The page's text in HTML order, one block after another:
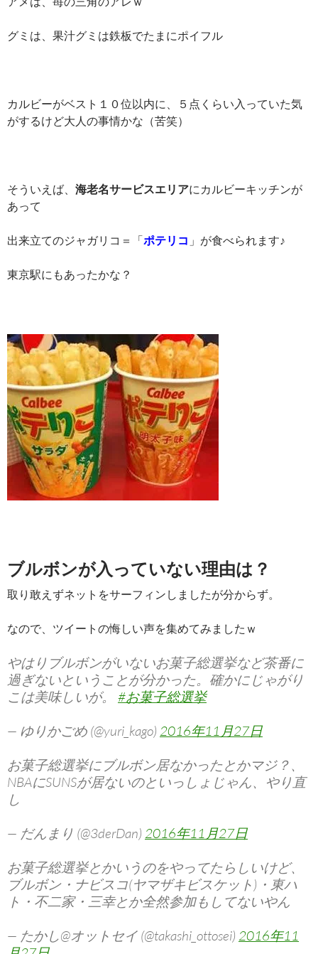
グミは、果汁グミは鉄板でたまにポイフル
カルビーがベスト１０位以内に、５点くらい入っていた気
がするけど大人の事情かな（苦笑）
そういえば、 海老名サービスエリアにカルビーキッチンが
あって
出来立てのジャガリコ＝「ポテリコ 」が食べられます♪
東京駅にもあったかな？
ブルボンが入っていない理由は？
取り敢えずネットをサーフィンしましたが分からず。
なので、ツイートの悔しい声を集めてみましたｗ
やはりブルボンがいないお菓子総選挙など茶番に
過ぎないということが分かった。確かにじゃがり
こは美味しいが。 #お菓子総選挙
— ゆりかごめ (@yuri_kago) 2016年11月27日
お菓子総選挙にブルボン居なかったとかマジ？、
NBAにSUNSが居ないのといっしょじゃん、やり直
し
— だんまり (@3derDan) 2016年11月27日
お菓子総選挙とかいうのをやってたらしいけど、
ブルボン・ナビスコ(ヤマザキビスケット)・東ハ
ト・不二家・三幸とか全然参加もしてないやん
— たかし@オットセイ (@takashi_ottosei) 2016年11